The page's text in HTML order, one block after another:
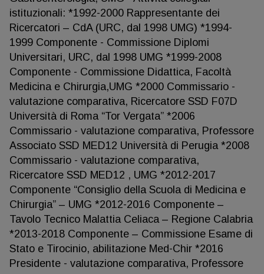
istituzionali: *1992-2000 Rappresentante dei
Ricercatori – CdA (URC, dal 1998 UMG) *1994-
1999 Componente - Commissione Diplomi
Universitari, URC, dal 1998 UMG *1999-2008
Componente - Commissione Didattica, Facoltà
Medicina e Chirurgia,UMG *2000 Commissario -
valutazione comparativa, Ricercatore SSD F07D
Università di Roma “Tor Vergata” *2006
Commissario - valutazione comparativa, Professore
Associato SSD MED12 Università di Perugia *2008
Commissario - valutazione comparativa,
Ricercatore SSD MED12 , UMG *2012-2017
Componente “Consiglio della Scuola di Medicina e
Chirurgia” – UMG *2012-2016 Componente –
Tavolo Tecnico Malattia Celiaca – Regione Calabria
*2013-2018 Componente – Commissione Esame di
Stato e Tirocinio, abilitazione Med-Chir *2016
Presidente - valutazione comparativa, Professore